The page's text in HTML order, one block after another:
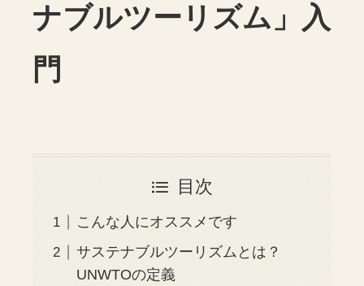
ナブルツーリズム」入
門
目次
こんな人にオススメです
サステナブルツーリズムとは？
UNWTOの定義